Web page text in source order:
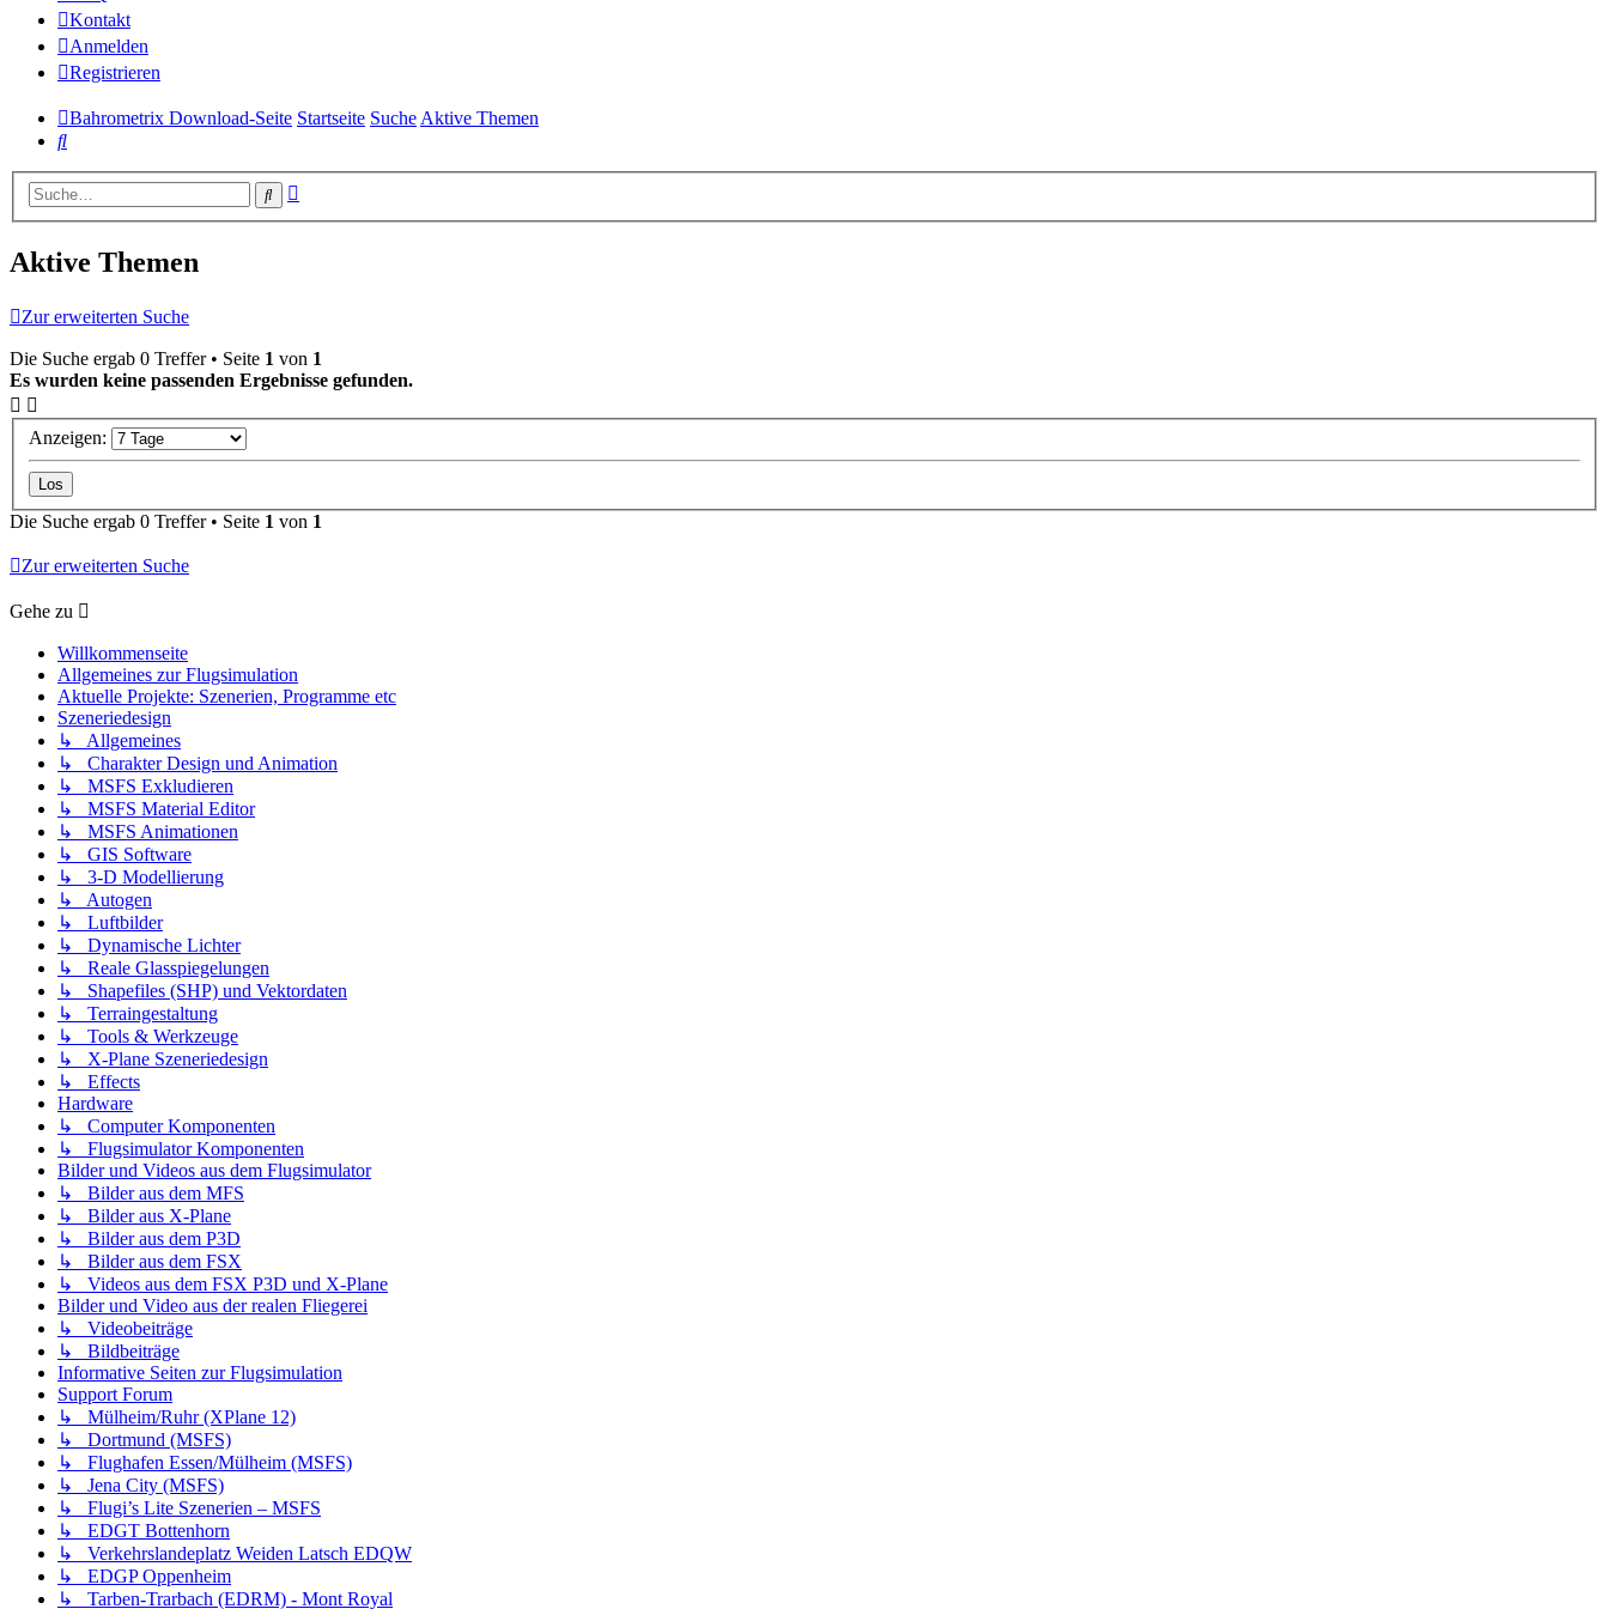
Kontakt
Anmelden
Registrieren
Bahrometrix Download-Seite Startseite Suche Aktive Themen
Suche
Suche
Aktive Themen
Zur erweiterten Suche
Die Suche ergab 0 Treffer • Seite 1 von 1
Es wurden keine passenden Ergebnisse gefunden.
Anzeigen:
Die Suche ergab 0 Treffer • Seite 1 von 1
Zur erweiterten Suche
Gehe zu
Willkommenseite
Allgemeines zur Flugsimulation
Aktuelle Projekte: Szenerien, Programme etc
Szeneriedesign
↳ Allgemeines
↳ Charakter Design und Animation
↳ MSFS Exkludieren
↳ MSFS Material Editor
↳ MSFS Animationen
↳ GIS Software
↳ 3-D Modellierung
↳ Autogen
↳ Luftbilder
↳ Dynamische Lichter
↳ Reale Glasspiegelungen
↳ Shapefiles (SHP) und Vektordaten
↳ Terraingestaltung
↳ Tools & Werkzeuge
↳ X-Plane Szeneriedesign
↳ Effects
Hardware
↳ Computer Komponenten
↳ Flugsimulator Komponenten
Bilder und Videos aus dem Flugsimulator
↳ Bilder aus dem MFS
↳ Bilder aus X-Plane
↳ Bilder aus dem P3D
↳ Bilder aus dem FSX
↳ Videos aus dem FSX P3D und X-Plane
Bilder und Video aus der realen Fliegerei
↳ Videobeiträge
↳ Bildbeiträge
Informative Seiten zur Flugsimulation
Support Forum
↳ Mülheim/Ruhr (XPlane 12)
↳ Dortmund (MSFS)
↳ Flughafen Essen/Mülheim (MSFS)
↳ Jena City (MSFS)
↳ Flugi’s Lite Szenerien – MSFS
↳ EDGT Bottenhorn
↳ Verkehrslandeplatz Weiden Latsch EDQW
↳ EDGP Oppenheim
↳ Tarben-Trarbach (EDRM) - Mont Royal